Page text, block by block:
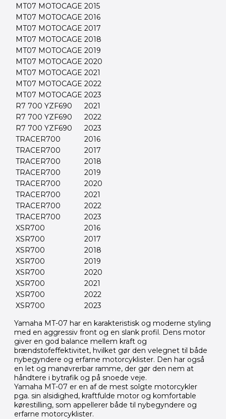
MT07 MOTOCAGE 2015
MT07 MOTOCAGE 2016
MT07 MOTOCAGE 2017
MT07 MOTOCAGE 2018
MT07 MOTOCAGE 2019
MT07 MOTOCAGE 2020
MT07 MOTOCAGE 2021
MT07 MOTOCAGE 2022
MT07 MOTOCAGE 2023
R7 700 YZF690
2021
R7 700 YZF690
2022
R7 700 YZF690
2023
TRACER700
2016
TRACER700
2017
TRACER700
2018
TRACER700
2019
TRACER700
2020
TRACER700
2021
TRACER700
2022
TRACER700
2023
XSR700
2016
XSR700
2017
XSR700
2018
XSR700
2019
XSR700
2020
XSR700
2021
XSR700
2022
XSR700
2023
Yamaha MT-07 har en karakteristisk og moderne styling
med en aggressiv front og en slank profil. Dens motor
giver en god balance mellem kraft og
brændstofeffektivitet, hvilket gør den velegnet til både
nybegyndere og erfarne motorcyklister. Den har også
en let og manøvrerbar ramme, der gør den nem at
håndtere i bytrafik og på snoede veje.
Yamaha MT-07 er en af de mest solgte motorcykler
pga. sin alsidighed, kraftfulde motor og komfortable
kørestilling, som appellerer både til nybegyndere og
erfarne motorcyklister.